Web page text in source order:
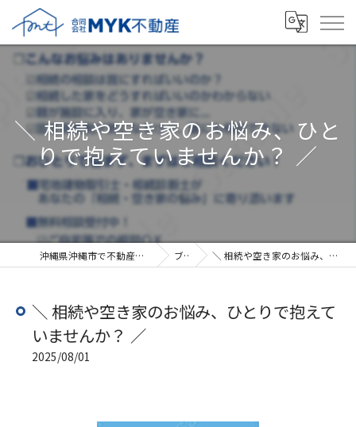
＼ 相続や空き家のお悩み、ひと
りで抱えていませんか？ ／
沖縄県沖縄市で不動産売却なら合同会社MYK不動産 ブログ ＼ 相続や空き家のお悩み、ひとりで抱えていませんか？ ／
＼ 相続や空き家のお悩み、ひとりで抱えて
いませんか？ ／
2025/08/01